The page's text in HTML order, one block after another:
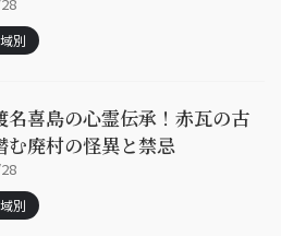
別
名喜島の心霊伝承！赤瓦の古
む廃村の怪異と禁忌
別